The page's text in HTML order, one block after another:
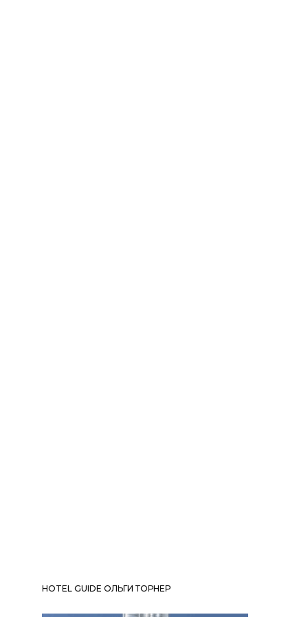
HOTEL GUIDE ОЛЬГИ ТОРНЕР